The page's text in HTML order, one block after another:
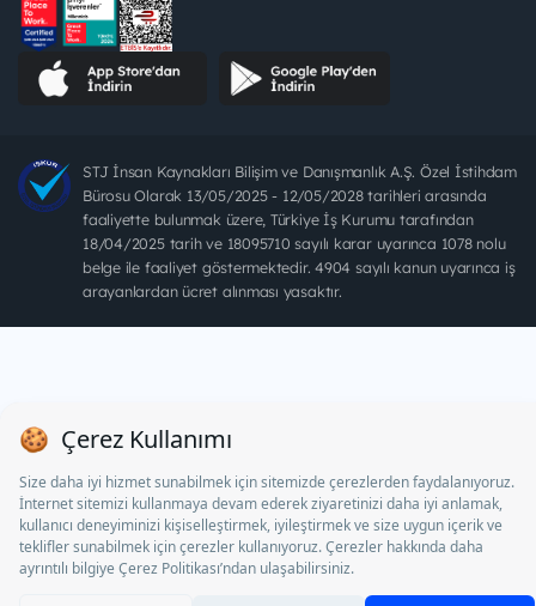
STJ İnsan Kaynakları Bilişim ve Danışmanlık A.Ş. Özel İstihdam
Bürosu Olarak 13/05/2025 - 12/05/2028 tarihleri arasında
faaliyette bulunmak üzere, Türkiye İş Kurumu tarafından
18/04/2025 tarih ve 18095710 sayılı karar uyarınca 1078 nolu
belge ile faaliyet göstermektedir. 4904 sayılı kanun uyarınca iş
arayanlardan ücret alınması yasaktır.